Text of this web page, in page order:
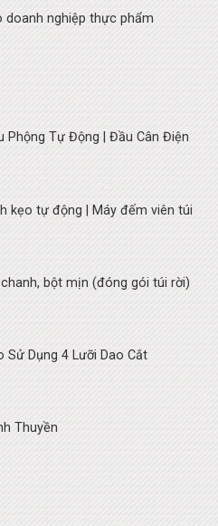
doanh nghiệp thực phẩm
Phộng Tự Động | Đầu Cân Điện
kẹo tự động | Máy đếm viên túi
bột mịn (đóng gói túi rời)
Sử Dụng 4 Lưỡi Dao Cắt
Thuyền